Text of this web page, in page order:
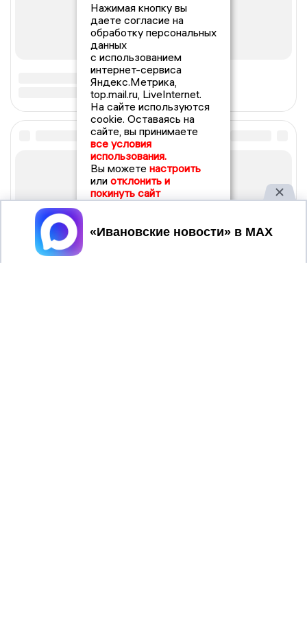
Нажимая кнопку вы
даете согласие на
обработку персональных
данных
с использованием
интернет-сервиса
Яндекс.Метрика,
top.mail.ru, LiveInternet.
На сайте используются
cookie. Оставаясь на
сайте, вы принимаете
все условия
использования.
Вы можете настроить
или отклонить и
покинуть сайт
Принять